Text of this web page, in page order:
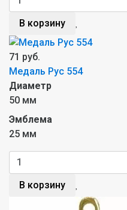
В корзину
71 руб.
Медаль Рус 554
Диаметр
50 мм
Эмблема
25 мм
В корзину